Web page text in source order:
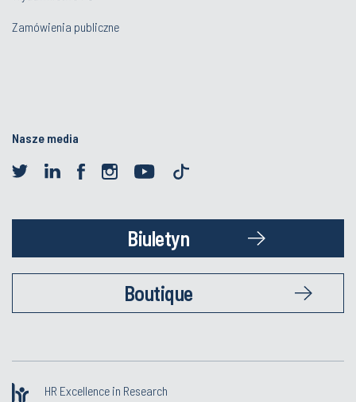
Zamówienia publiczne
Nasze media
Biuletyn
Boutique
HR Excellence in Research